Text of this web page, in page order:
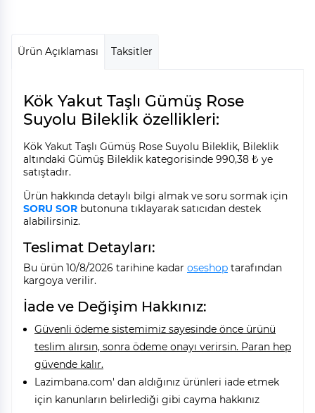
Ürün Açıklaması Taksitler
Kök Yakut Taşlı Gümüş Rose
Suyolu Bileklik özellikleri:
Kök Yakut Taşlı Gümüş Rose Suyolu Bileklik, Bileklik
altındaki Gümüş Bileklik kategorisinde 990,38 ₺ ye
satıştadır.
Ürün hakkında detaylı bilgi almak ve soru sormak için
SORU SOR butonuna tıklayarak satıcıdan destek
alabilirsiniz.
Teslimat Detayları:
Bu ürün 10/8/2026 tarihine kadar oseshop tarafından
kargoya verilir.
İade ve Değişim Hakkınız:
Güvenli ödeme sistemimiz sayesinde önce ürünü
teslim alırsın, sonra ödeme onayı verirsin. Paran hep
güvende kalır.
Lazimbana.com' dan aldığınız ürünleri iade etmek
için kanunların belirlediği gibi cayma hakkınız